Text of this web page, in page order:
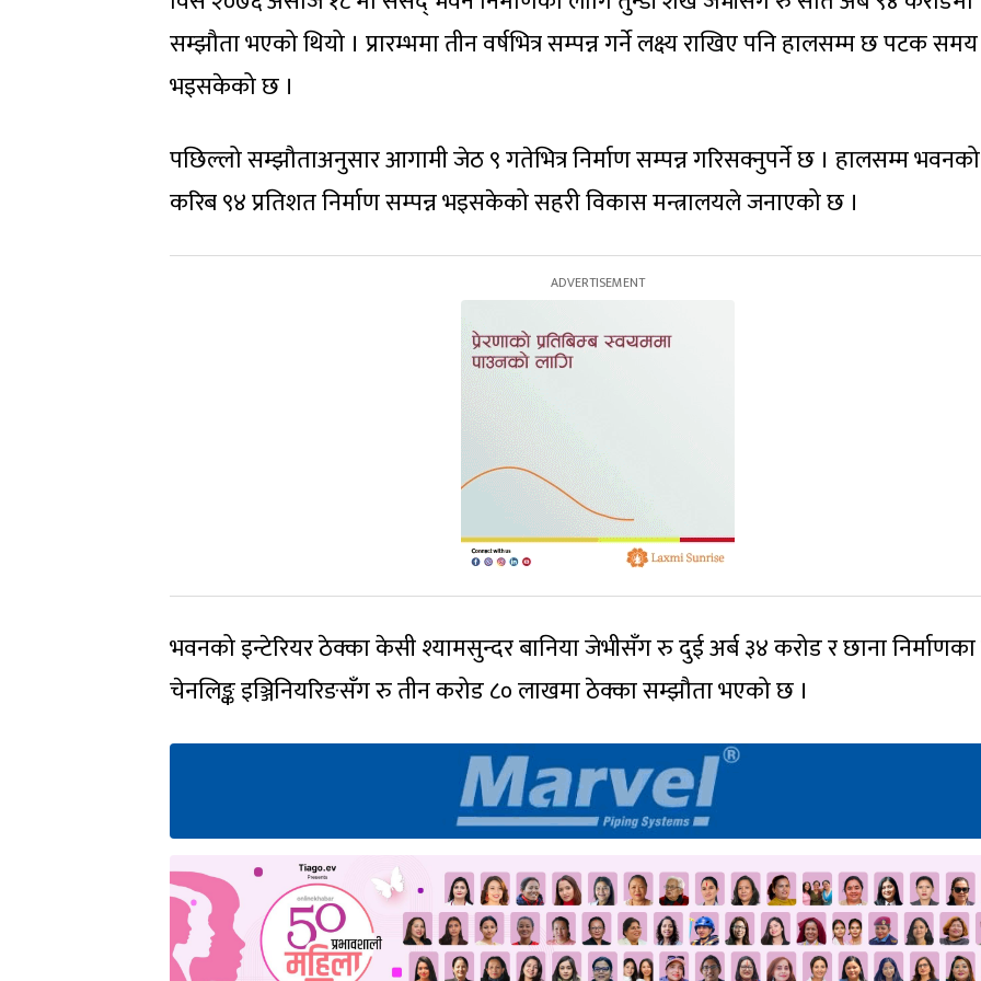
सम्झौता भएको थियो । प्रारम्भमा तीन वर्षभित्र सम्पन्न गर्ने लक्ष्य राखिए पनि हालसम्म छ पटक
भइसकेको छ ।
पछिल्लो सम्झौताअनुसार आगामी जेठ ९ गतेभित्र निर्माण सम्पन्न गरिसक्नुपर्ने छ । हालसम्म भवनको
करिब ९४ प्रतिशत निर्माण सम्पन्न भइसकेको सहरी विकास मन्त्रालयले जनाएको छ ।
भवनको इन्टेरियर ठेक्का केसी श्यामसुन्दर बानिया जेभीसँग रु दुई अर्ब ३४ करोड र छाना
चेनलिङ्क इञ्जिनियरिङसँग रु तीन करोड ८० लाखमा ठेक्का सम्झौता भएको छ ।